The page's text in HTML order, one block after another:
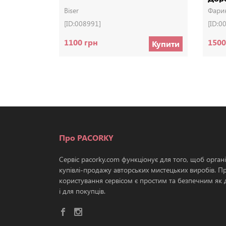
Biser
[ID:008991]
1100 грн Купити
Про PACORKY
Сервіс pacorky.com функціонує для того, щоб
купівлі-продажу авторських мистецьких виробів.
користування сервісом є простим та безпечним як
і для покупців.